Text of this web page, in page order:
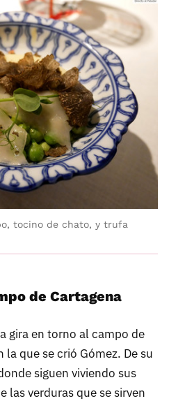
tocino de chato, y trufa
de Cartagena
gira en torno al campo de
la que se crió Gómez. De su
siguen viviendo sus
las verduras que se sirven